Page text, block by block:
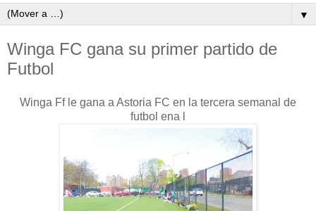
▼
Winga FC gana su primer partido de
Futbol
Winga Ff le gana a Astoria FC en la tercera semanal de
futbol ena l